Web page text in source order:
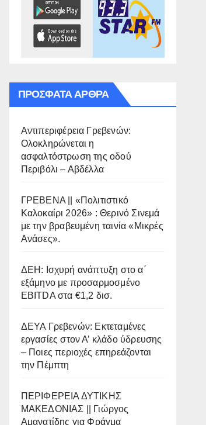
ΠΡΌΣΦΑΤΑ ΆΡΘΡΑ
Αντιπεριφέρεια Γρεβενών:
Ολοκληρώνεται η
ασφαλτόστρωση της οδού
Περιβόλι – Αβδέλλα
ΓΡΕΒΕΝΑ || «Πολιτιστικό
Καλοκαίρι 2026» : Θερινό Σινεμά
με την βραβευμένη ταινία «Μικρές
Ανάσες».
ΔΕΗ: Ισχυρή ανάπτυξη στο α΄
εξάμηνο με προσαρμοσμένο
EBITDA στα €1,2 δισ.
ΔΕΥΑ Γρεβενών: Εκτεταμένες
εργασίες στον Α’ κλάδο ύδρευσης
– Ποιες περιοχές επηρεάζονται
την Πέμπτη
ΠΕΡΙΦΕΡΕΙΑ ΔΥΤΙΚΗΣ
ΜΑΚΕΔΟΝΙΑΣ || Γιώργος
Αμανατίδης για Φράγμα